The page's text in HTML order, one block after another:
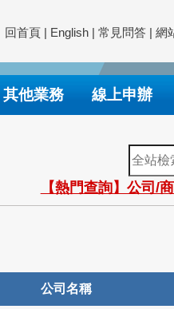
回首頁 | English | 常見問答 | 網
其他業務 線上申辦
全
站
檢
索
【熱門查詢】公司/
公司名稱